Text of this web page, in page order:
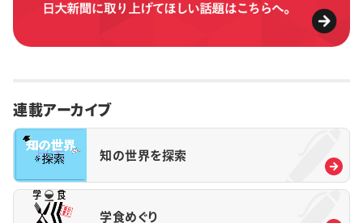
連載アーカイブ
知の世界を探索
学食めぐり